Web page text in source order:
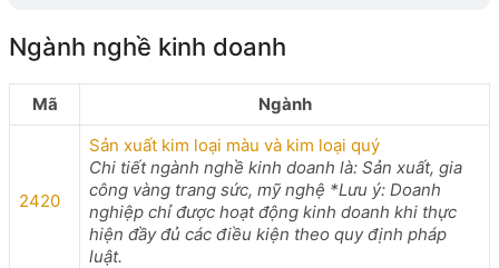
Ngành nghề kinh doanh
Mã Ngành
2420
Sản xuất kim loại màu và kim loại quý
Chi tiết ngành nghề kinh doanh là: Sản xuất, gia
công vàng trang sức, mỹ nghệ *Lưu ý: Doanh
nghiệp chỉ được hoạt động kinh doanh khi thực
hiện đầy đủ các điều kiện theo quy định pháp
luật.